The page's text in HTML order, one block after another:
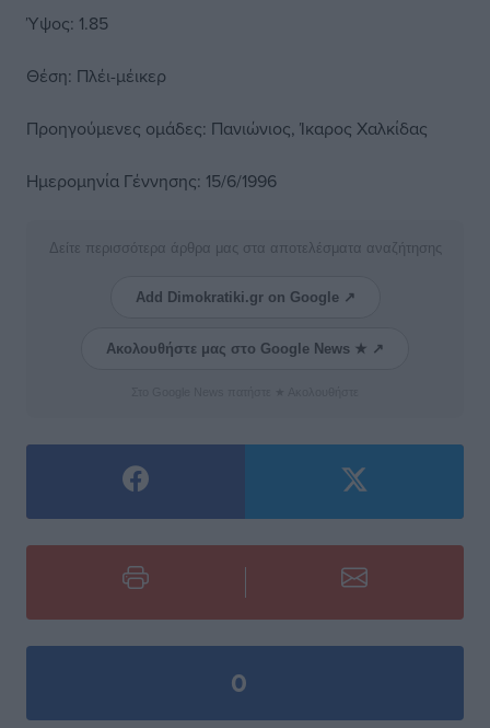
Ύψος: 1.85
Θέση: Πλέι-μέικερ
Προηγούμενες ομάδες: Πανιώνιος, Ίκαρος Χαλκίδας
Ημερομηνία Γέννησης: 15/6/1996
Δείτε περισσότερα άρθρα μας στα αποτελέσματα αναζήτησης
Add Dimokratiki.gr on Google ↗
Ακολουθήστε μας στο Google News ★ ↗
0